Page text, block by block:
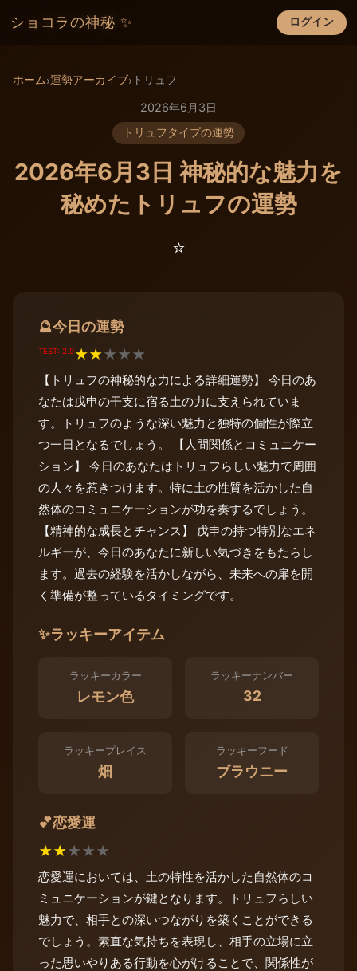
ショコラの神秘 ✨ ログイン
×
ホーム›運勢アーカイブ› トリュフ
2026年6月3日
トリュフタイプの運勢
2026年6月3日 神秘的な魅力を
秘めたトリュフの運勢
⭐️
🔮今日の運勢
TEST: 2.0★★★★★
【トリュフの神秘的な力による詳細運勢】 今日のあ
なたは戊申の干支に宿る土の力に支えられていま
す。トリュフのような深い魅力と独特の個性が際立
つ一日となるでしょう。 【人間関係とコミュニケー
ション】 今日のあなたはトリュフらしい魅力で周囲
の人々を惹きつけます。特に土の性質を活かした自
然体のコミュニケーションが功を奏するでしょう。
【精神的な成長とチャンス】 戊申の持つ特別なエネ
ルギーが、今日のあなたに新しい気づきをもたらし
ます。過去の経験を活かしながら、未来への扉を開
く準備が整っているタイミングです。
✨ラッキーアイテム
ラッキーカラー
レモン色
ラッキーナンバー
32
ラッキープレイス
畑
ラッキーフード
ブラウニー
💕恋愛運
★★★★★
恋愛運においては、土の特性を活かした自然体のコ
ミュニケーションが鍵となります。トリュフらしい
魅力で、相手との深いつながりを築くことができる
でしょう。素直な気持ちを表現し、相手の立場に立
った思いやりある行動を心がけることで、関係性が